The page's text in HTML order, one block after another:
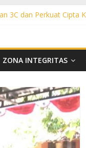
3C dan Perkuat Cipta
Antisipasi 3C dan
3C dan
ZONA INTEGRITAS